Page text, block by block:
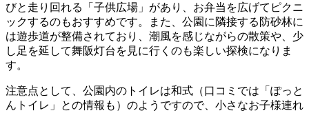
びと走り回れる「子供広場」があり、お弁当を広げてピクニ
ックするのもおすすめです。また、公園に隣接する防砂林に
は遊歩道が整備されており、潮風を感じながらの散策や、少
し足を延して舞阪灯台を見に行くのも楽しい探検になりま
す。
注意点として、公園内のトイレは和式（口コミでは「ぽっと
んトイレ」との情報も）のようですので、小さなお子様連れ